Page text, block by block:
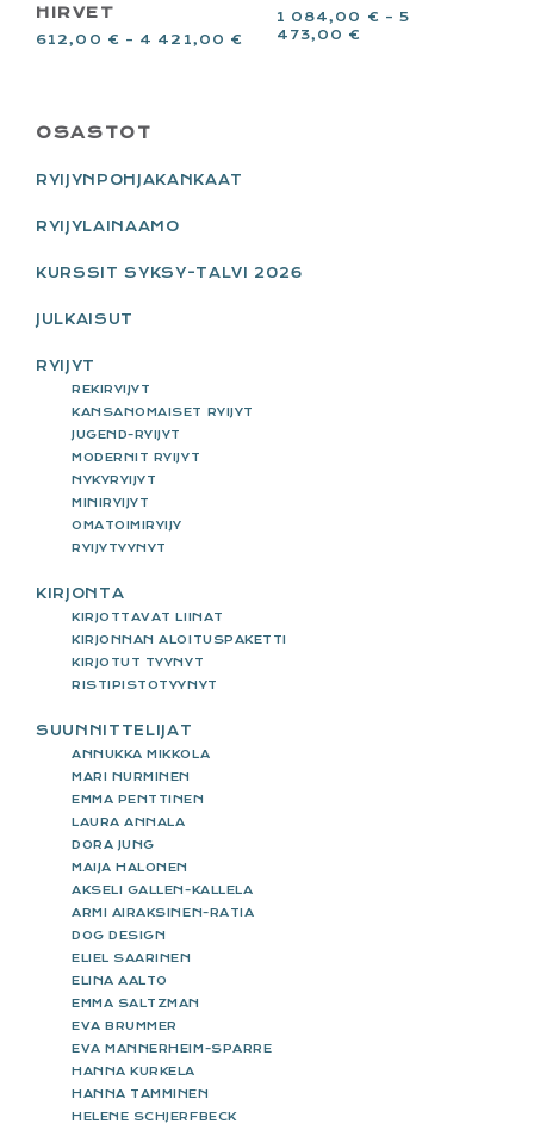
HIRVET
612,00 € – 4 421,00 €
1 084,00 € –5
473,00 €
PRIMARY
SIDEBAR
OSASTOT
RYIJYNPOHJAKANKAAT
RYIJYLAINAAMO
KURSSIT SYKSY-TALVI 2026
JULKAISUT
RYIJYT
REKIRYIJYT
KANSANOMAISET RYIJYT
JUGEND-RYIJYT
MODERNIT RYIJYT
NYKYRYIJYT
MINIRYIJYT
OMATOIMIRYIJY
RYIJYTYYNYT
KIRJONTA
KIRJOTTAVAT LIINAT
KIRJONNAN ALOITUSPAKETTI
KIRJOTUT TYYNYT
RISTIPISTOTYYNYT
SUUNNITTELIJAT
ANNUKKA MIKKOLA
MARI NURMINEN
EMMA PENTTINEN
LAURA ANNALA
DORA JUNG
MAIJA HALONEN
AKSELI GALLEN-KALLELA
ARMI AIRAKSINEN-RATIA
DOG DESIGN
ELIEL SAARINEN
ELINA AALTO
EMMA SALTZMAN
EVA BRUMMER
EVA MANNERHEIM-SPARRE
HANNA KURKELA
HANNA TAMMINEN
HELENE SCHJERFBECK